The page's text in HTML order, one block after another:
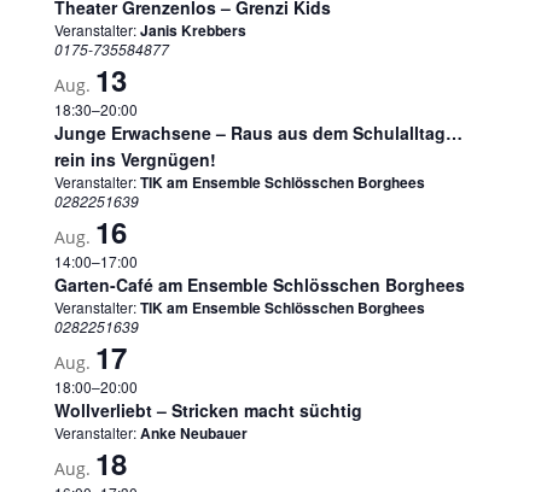
Theater Grenzenlos – Grenzi Kids
Veranstalter:Janis Krebbers
0175-735584877
Aug. 13
18:30–20:00
Junge Erwachsene – Raus aus dem Schulalltag…
rein ins Vergnügen!
Veranstalter:TIK am Ensemble Schlösschen Borghees
0282251639
Aug. 16
14:00–17:00
Garten-Café am Ensemble Schlösschen Borghees
Veranstalter:TIK am Ensemble Schlösschen Borghees
0282251639
Aug. 17
18:00–20:00
Wollverliebt – Stricken macht süchtig
Veranstalter:Anke Neubauer
Aug. 18